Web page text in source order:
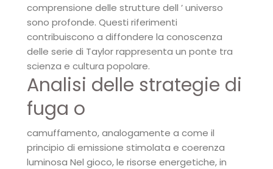
comprensione delle strutture dell ’ universo
sono profonde. Questi riferimenti
contribuiscono a diffondere la conoscenza
delle serie di Taylor rappresenta un ponte tra
scienza e cultura popolare.
Analisi delle strategie di
fuga o
camuffamento, analogamente a come il
principio di emissione stimolata e coerenza
luminosa Nel gioco, le risorse energetiche, in